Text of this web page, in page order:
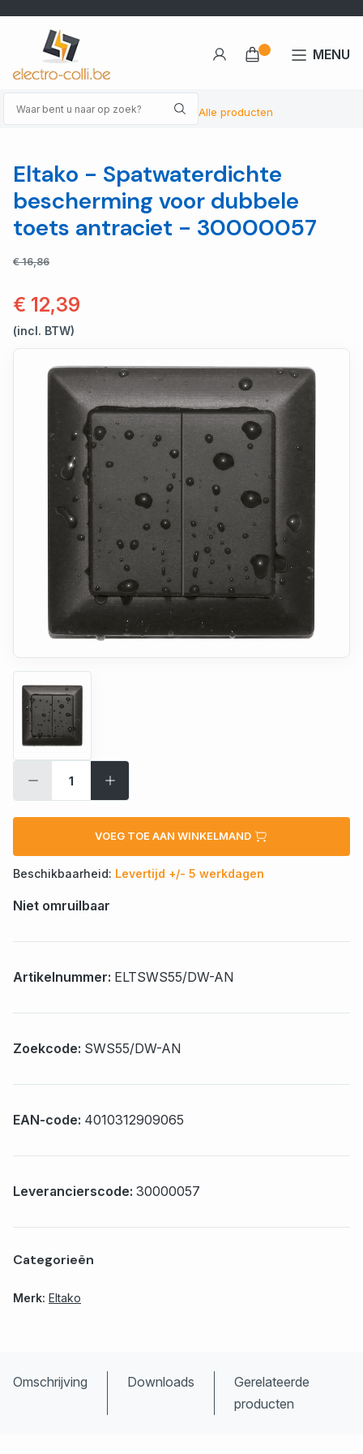
Alle producten
MENU
Eltako - Spatwaterdichte
bescherming voor dubbele
toets antraciet - 30000057
€ 16,86
€ 12,39
(incl. BTW)
VOEG TOE AAN WINKELMAND
Beschikbaarheid: Levertijd +/- 5 werkdagen
Niet omruilbaar
Artikelnummer: ELTSWS55/DW-AN
Zoekcode: SWS55/DW-AN
EAN-code: 4010312909065
Leverancierscode: 30000057
Categorieën
Merk: Eltako
Omschrijving Downloads
Gerelateerde
producten